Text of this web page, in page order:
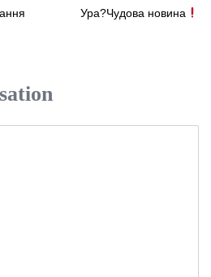
Ура?Чудова новина